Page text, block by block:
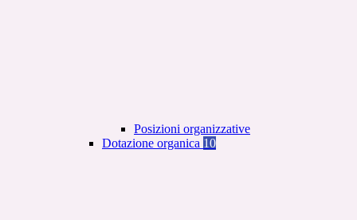
Posizioni organizzative
Dotazione organica 10